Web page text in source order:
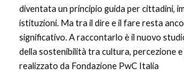
diventata un principio guida per cittadini,
istituzioni. Ma tra il dire e il fare resta
significativo. A raccontarlo è il nuovo studio
della sostenibilità tra cultura, percezione
realizzato da Fondazione PwC Italia